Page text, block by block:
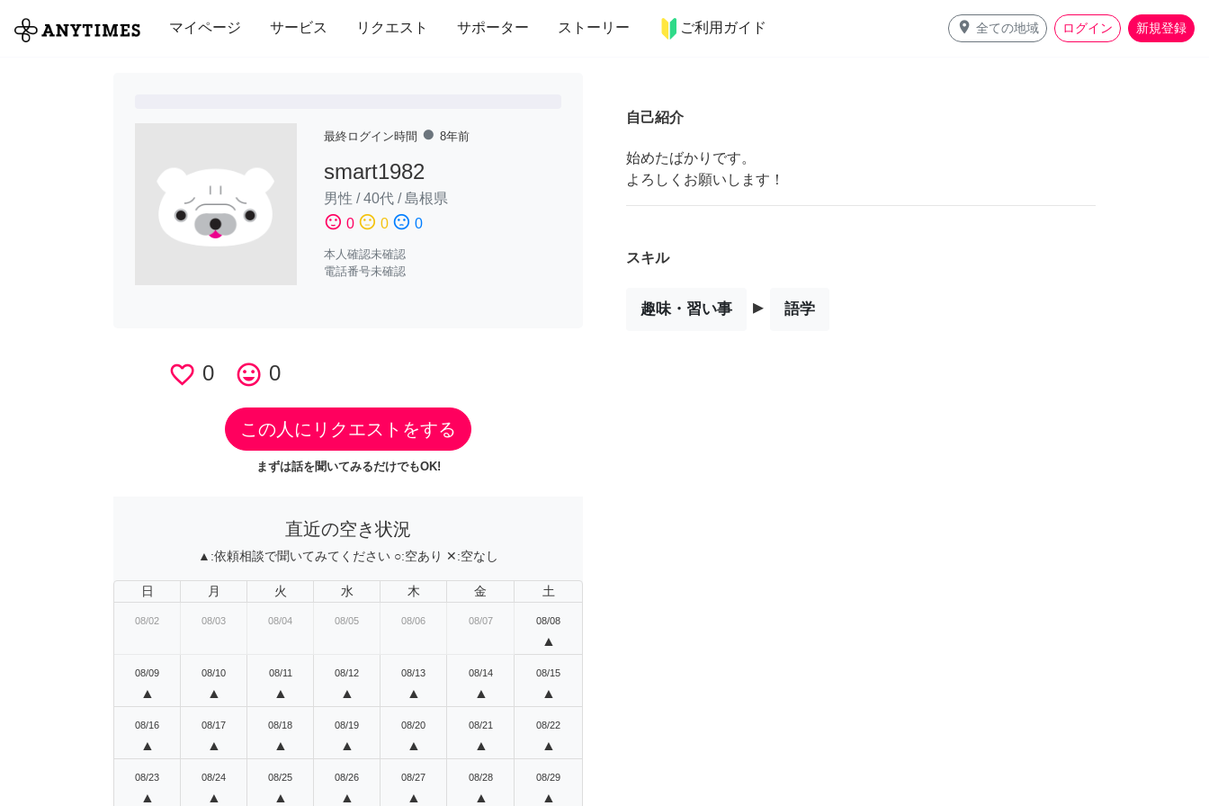
マイページ サービス リクエスト サポーター ストーリー ご利用ガイド place 全ての地域 ログイン 新規登録
全て 修理・組立 家事 引っ越し インテリア 趣味・習い事 ペット 料理
最終ログイン時間 fiber_manual_record 8年前
smart1982
男性 /40代 /島根県
sentiment_satisfied 0 sentiment_neutral 0 sentiment_dissatisfied 0
本人確認未確認
電話番号未確認
favorite_border 0 tag_faces 0
この人にリクエストをする
まずは話を聞いてみるだけでもOK!
直近の空き状況
▲:依頼相談で聞いてみてください ○:空あり ✕:空なし
日 月 火 水 木 金 土
08/02 08/03 08/04 08/05 08/06 08/07 08/08
▲
08/09
▲
08/10
▲
08/11
▲
08/12
▲
08/13
▲
08/14
▲
08/15
▲
08/16
▲
08/17
▲
08/18
▲
08/19
▲
08/20
▲
08/21
▲
08/22
▲
08/23
▲
08/24
▲
08/25
▲
08/26
▲
08/27
▲
08/28
▲
08/29
▲
自己紹介
始めたばかりです。
よろしくお願いします！
スキル
趣味・習い事 ▸ 語学